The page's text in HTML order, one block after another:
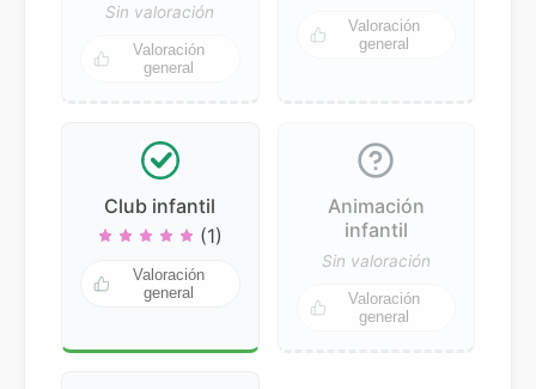
Sin valoración
Valoración
general
Valoración
general
Club infantil
(1)
Valoración
general
Animación
infantil
Sin valoración
Valoración
general